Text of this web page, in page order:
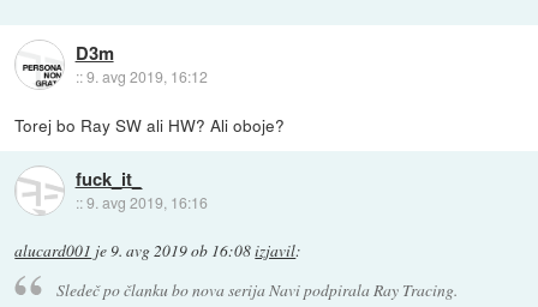
D3m
::9. avg 2019, 16:12
Torej bo Ray SW ali HW? Ali oboje?
fuck_it_
::9. avg 2019, 16:16
alucard001 je9. avg 2019 ob 16:08izjavil:
Sledeč po članku bo nova serija Navi podpirala Ray Tracing.